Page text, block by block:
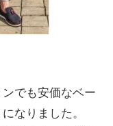
でも安価なベー
なりました。